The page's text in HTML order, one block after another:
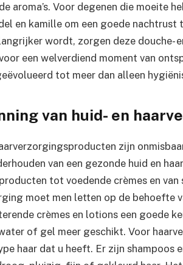
aroma’s. Voor degenen die moeite
en kamille om een goede
wordt, zorgen deze douche-
een welverdiend moment van
tot meer dan alleen
van huid- en
zijn
van een gezonde huid en
tot voedende crèmes en
moet men letten op de behoefte
crèmes en lotions een goede
of gel meer geschikt. Voor
haar dat u heeft. Er zijn shampoos